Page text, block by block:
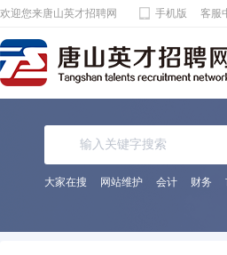
欢迎您来唐山英才招聘网 手机版 客服
大家在搜 网站维护 会计 财务